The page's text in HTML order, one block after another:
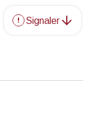
Signaler